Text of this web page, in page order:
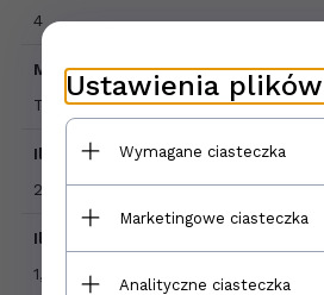
4
Mrozoodporność:
Tak
Ilość sztuk w opakowaniu:
2
Ilość m2 w opakowaniu:
1,27
Ustawienia
Wymagane ciasteczka
Marketingowe ciasteczka
Analityczne ciasteczka